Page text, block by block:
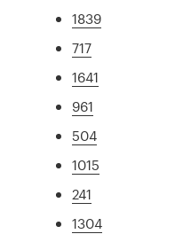
1839
717
1641
961
504
1015
241
1304